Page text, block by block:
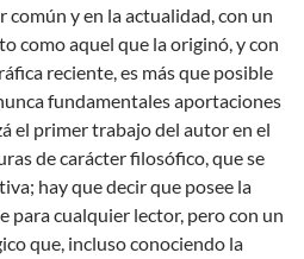
común y en la actualidad, con un
como aquel que la originó, y con
reciente, es más que posible
fundamentales aportaciones
el primer trabajo del autor en el
de carácter filosófico, que se
hay que decir que posee la
para cualquier lector, pero con un
que, incluso conociendo la